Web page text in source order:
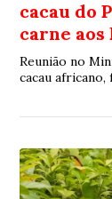
cacau do
carne aos
Reunião no
cacau